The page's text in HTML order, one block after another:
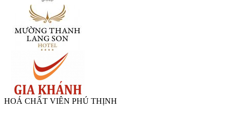
HOÁ CHẤT VIÊN PHÚ THỊNH